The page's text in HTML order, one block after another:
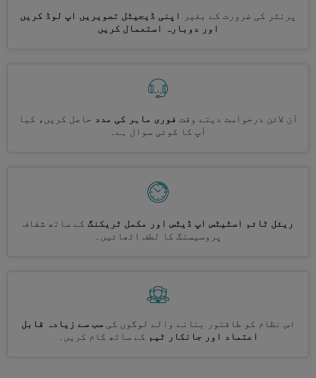
پرنٹر کی ضرورت کے بغیر
اپنی ڈیجیٹل تصویریں اپ لوڈ کریں
اور دوبارہ استعمال کریں
آن لائن درخواست دیتے وقت فوری ماہر کی مدد حاصل کریں، کیا
آپ کا کوئی سوال ہے۔
ریئل ٹائم اسٹیٹس اپ ڈیٹس اور مکمل ٹریکنگ کے ساتھ شفاف
پروسیسنگ کا لطف اٹھائیں۔
اس نظام کو طاقتور بنانے والے لوگوں کی سب سے زیادہ قابل
اعتماد اور جانکار ٹیم کے ساتھ کام کریں۔